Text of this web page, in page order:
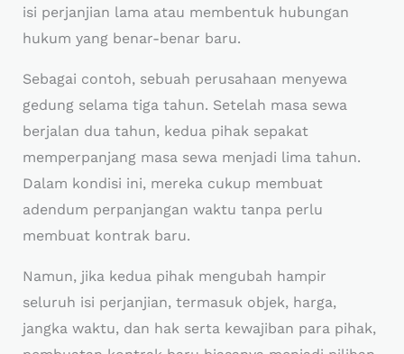
isi perjanjian lama atau membentuk hubungan
hukum yang benar-benar baru.
Sebagai contoh, sebuah perusahaan menyewa
gedung selama tiga tahun. Setelah masa sewa
berjalan dua tahun, kedua pihak sepakat
memperpanjang masa sewa menjadi lima tahun.
Dalam kondisi ini, mereka cukup membuat
adendum perpanjangan waktu tanpa perlu
membuat kontrak baru.
Namun, jika kedua pihak mengubah hampir
seluruh isi perjanjian, termasuk objek, harga,
jangka waktu, dan hak serta kewajiban para pihak,